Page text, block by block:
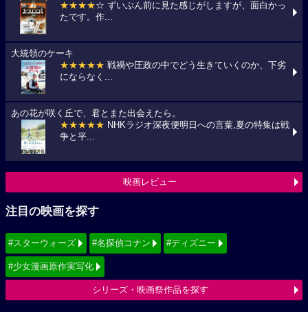
★★★★☆ ずいぶん前に見た感じがしますが、面白かっ
たです。作...
大統領のケーキ
★★★★★ 戦禍や圧政の中でどう生きていくのか、下劣
にならなく...
あの花が咲く丘で、君とまた出会えたら。
★★★★★ NHKラジオ深夜便明日への言葉,夏の特集は戦
争と平...
映画レビュー
注目の映画を探す
#スターウォーズ #名探偵コナン #ディズニー
#少女漫画原作実写化
シリーズ・映画祭作品を探す